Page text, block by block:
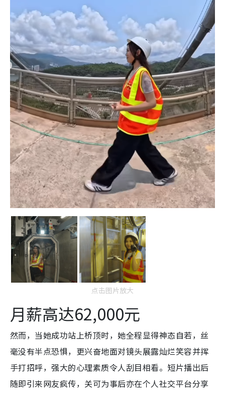
点击图片放大
月薪高达62,000元
然而，当她成功站上桥顶时，她全程显得神态自若，丝
毫没有半点恐惧，更兴奋地面对镜头展露灿烂笑容并挥
手打招呼，强大的心理素质令人刮目相看。短片播出后
随即引来网友疯传，关可为事后亦在个人社交平台分享